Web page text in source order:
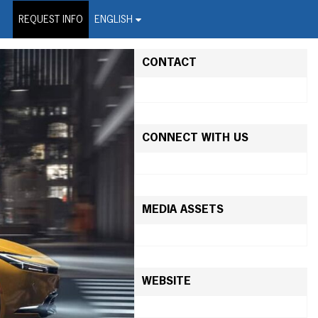
REQUEST INFO ENGLISH
Wire Service
CONTACT
CONNECT WITH US
MEDIA ASSETS
WEBSITE